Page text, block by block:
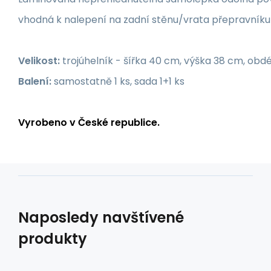
vhodná k nalepení na zadní stěnu/vrata
Velikost: trojúhelník - šířka 40 cm, výška 38 cm,
Balení:samostatně 1 ks, sada 1+1 ks
Vyrobeno v České republice.
Naposledy navštívené
produkty